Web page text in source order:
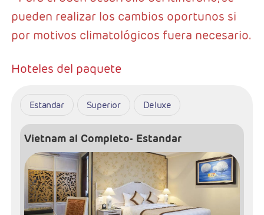
pueden realizar los cambios oportunos si
por motivos climatológicos fuera necesario.
Hoteles del paquete
Estandar Superior Deluxe
Vietnam al Completo- Estandar